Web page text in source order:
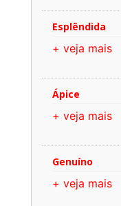
Esplêndida
+ veja mais
Ápice
+ veja mais
Genuíno
+ veja mais